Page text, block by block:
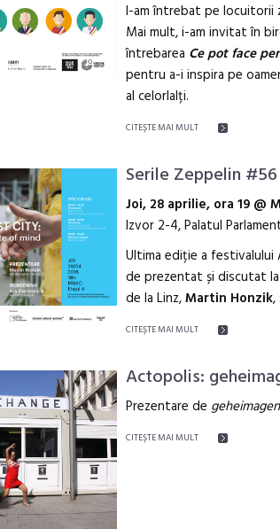
I-am întrebat pe locuitorii
Mai mult, i-am invitat în
întrebarea Ce pot face
pentru a-i inspira pe
al celorlalți.
CITEŞTE MAI MULT
Serile Zeppelin
Joi, 28 aprilie, ora 19 @
Izvor 2-4, Palatul
Ultima ediție a festivalului
de prezentat și discutat
de la Linz,Martin Honzik,
CITEŞTE MAI MULT
Actopolis:
Prezentare de
CITEŞTE MAI MULT